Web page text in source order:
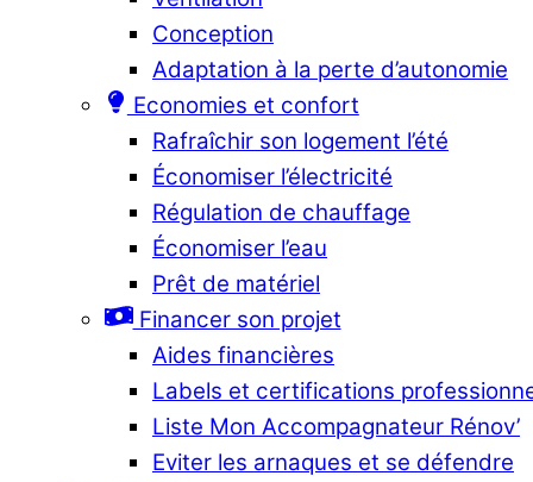
Conception
Adaptation à la perte d’autonomie
Economies et confort
Rafraîchir son logement l’été
Économiser l’électricité
Régulation de chauffage
Économiser l’eau
Prêt de matériel
Financer son projet
Aides financières
Labels et certifications
Liste Mon Accompagnateur Rénov’
Eviter les arnaques et se défendre